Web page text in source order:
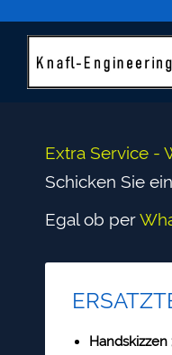
Extra Service -
Schicken Sie
Egal ob per
Handskizzen